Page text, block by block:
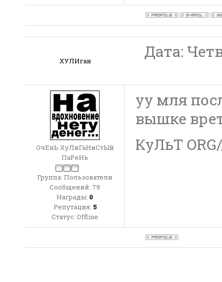
ХУЛИган Дата:
ОчЕнЬ ХуЛиГаНиСтЫй
ПаРеНь
Группа: Пользователи
Сообщений: 79
Награды: 0
Репутация: 5
Статус: Offline
уу мля
вышке
КуЛьТ